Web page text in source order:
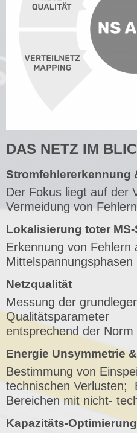
DAS NETZ IM
Stromfehlererkennung
Der Fokus liegt auf der
Vermeidung von Fehlern
Lokalisierung toter
Erkennung von Fehlern
Mittelspannungsphasen
Netzqualität
Messung der
Qualitätsparameter
entsprechend der Norm
Energie Unsymmetrie
Bestimmung von
technischen Verlusten;
Bereichen mit nicht-
Kapazitäts-Optimierung